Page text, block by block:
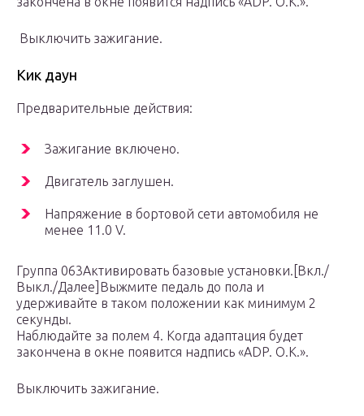
Выключить зажигание.
Кик даун
Предварительные действия:
Зажигание включено.
Двигатель заглушен.
Напряжение в бортовой сети автомобиля не
менее 11.0 V.
Группа 063Активировать базовые установки.[Вкл./
Выкл./Далее]Выжмите педаль до пола и
удерживайте в таком положении как минимум 2
секунды.
Наблюдайте за полем 4. Когда адаптация будет
закончена в окне появится надпись «ADP. O.K.».
Выключить зажигание.